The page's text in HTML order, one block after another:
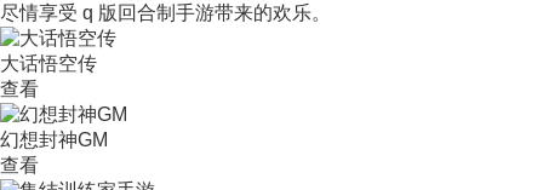
尽情享受 q 版回合制手游带来的欢乐。
大话悟空传
查看
幻想封神GM
查看